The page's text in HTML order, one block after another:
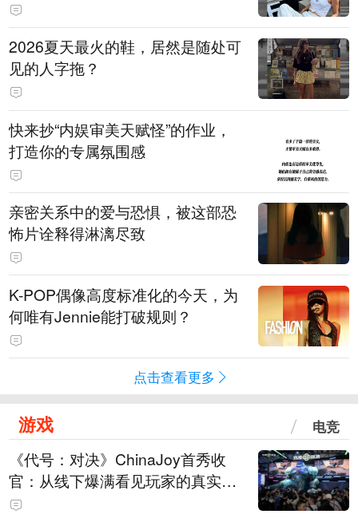
2026夏天最火的鞋，居然是随处可
见的人字拖？
快来抄“内娱审美天赋怪”的作业，
打造你的专属氛围感
亲密关系中的爱与恐惧，被这部恐
怖片诠释得淋漓尽致
K-POP偶像高度标准化的今天，为
何唯有Jennie能打破规则？
点击查看更多
游戏 电竞
《代号：对决》ChinaJoy首秀收
官：从线下爆满看见玩家的真实期
待